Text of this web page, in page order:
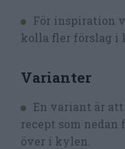
För inspiration
kolla fler förslag i
Varianter
En variant är
recept som nedan
över i kylen.